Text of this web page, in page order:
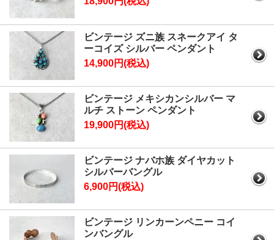
ビンテージ ズニ族 スネークアイ タ
ーコイズ シルバー ペンダント
14,900円(税込)
ビンテージ メキシカンシルバー マ
ルチ ストーン ペンダント
19,900円(税込)
ビンテージ ナバホ族 ダイヤカット
シルバーバングル
6,900円(税込)
ビンテージ リンカーンペニー コイ
ンバングル